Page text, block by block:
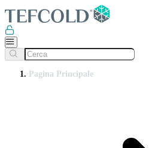
Pagina Principale